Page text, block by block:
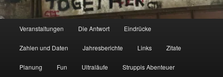
Veranstaltungen Die Antwort Eindrücke
Zahlen und Daten Jahresberichte Links Zitate
Planung Fun Ultraläufe Struppis Abenteuer